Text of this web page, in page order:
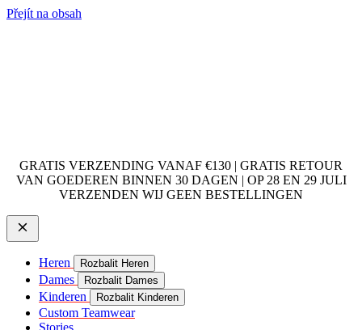
Přejít na obsah
GRATIS VERZENDING VANAF €130 | GRATIS RETOUR
VAN GOEDEREN BINNEN 30 DAGEN | OP 28 EN 29 JULI
VERZENDEN WIJ GEEN BESTELLINGEN
Heren Rozbalit Heren
Dames Rozbalit Dames
Kinderen Rozbalit Kinderen
Custom Teamwear
Stories